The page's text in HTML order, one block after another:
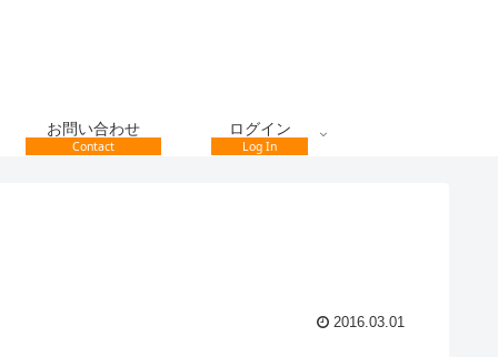
お問い合わせ
Contact
ログイン
Log In
2016.03.01